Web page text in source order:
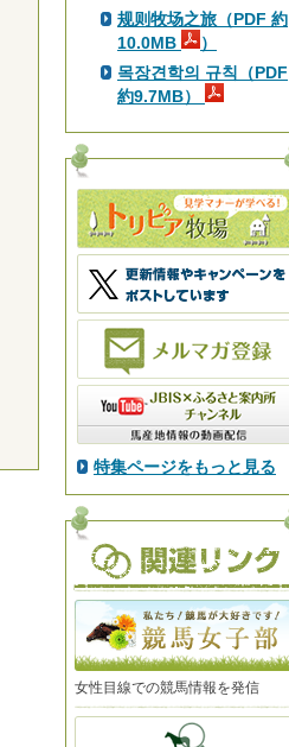
规则牧场之旅（PDF 約
10.0MB
）
목장견학의 규칙（PDF
約9.7MB）
特集ページをもっと見る
女性目線での競馬情報を発信